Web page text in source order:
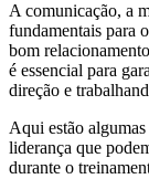
A comunicação, a
fundamentais para
bom
é essencial para
direção e
Aqui estão
liderança que
durante o